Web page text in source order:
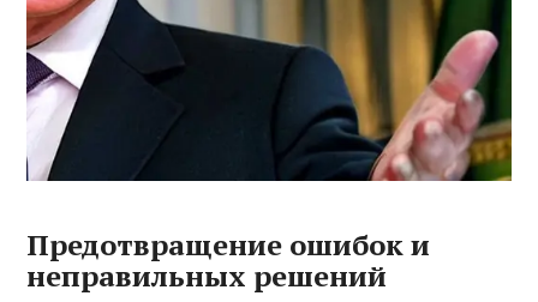
Предотвращение ошибок и
неправильных решений